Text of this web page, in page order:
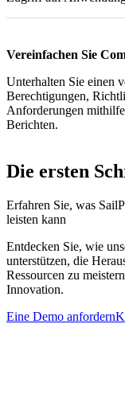
Vereinfachen Sie
Unterhalten Sie einen
Berechtigungen,
Anforderungen
Berichten.
Die ersten
Erfahren Sie, was
leisten kann
Entdecken Sie, wie
unterstützen, die
Ressourcen zu
Innovation.
Eine Demo anfordern